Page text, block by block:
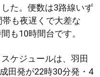
た。便数は3路線いず
も夜遅くで大差な
も10時間台です。
ケジュールは、羽田
田発が22時30分発・4